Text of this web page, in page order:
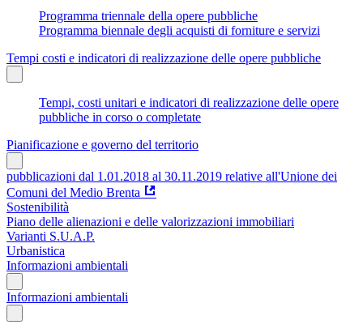
Programma triennale della opere pubbliche
Programma biennale degli acquisti di forniture e servizi
Tempi costi e indicatori di realizzazione delle opere pubbliche
Tempi, costi unitari e indicatori di realizzazione delle opere
pubbliche in corso o completate
Pianificazione e governo del territorio
pubblicazioni dal 1.01.2018 al 30.11.2019 relative all'Unione dei
Comuni del Medio Brenta
Sostenibilità
Piano delle alienazioni e delle valorizzazioni immobiliari
Varianti S.U.A.P.
Urbanistica
Informazioni ambientali
Informazioni ambientali